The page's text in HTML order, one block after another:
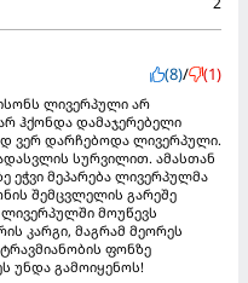
(8)/ (1)
ლივერპული არ
ჰქონდა დამაჯერებელი
ვერ დარჩებოდა ლივერპული.
სურვილით. ამასთან
ეჭვი მეპარება ლივერპულმა
შემცვლელის გარეშე
მოუწევს
კარგი, მაგრამ მეორეს
ფონზე
უნდა გამოიყენოს!